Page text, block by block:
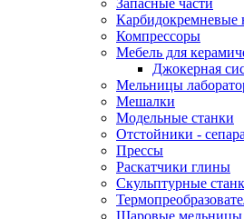
Запасные части
Карбидокремневые
Компрессоры
Мебель для
Джокерная
Мельницы
Мешалки
Модельные станки
Отстойники -
Прессы
Раскатчики глины
Скульптурные
Шаровые мельницы